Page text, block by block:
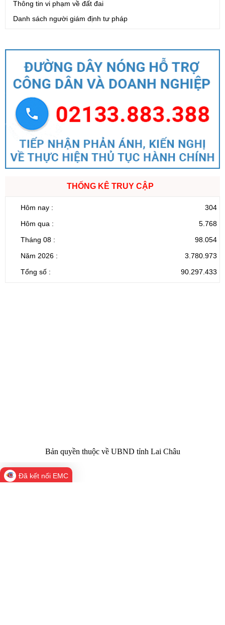
Thông tin vi phạm về đất đai
Danh sách người giám định tư pháp
THỐNG KÊ TRUY CẬP
Hôm nay :
304
Hôm qua :
5.768
Tháng 08 :
98.054
Năm 2026 :
3.780.973
Tổng số :
90.297.433
Bản quyền thuộc về UBND tỉnh Lai Châu
Đã kết nối EMC